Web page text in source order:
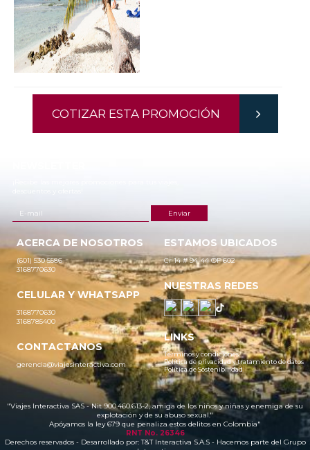
COTIZAR ESTA PROMOCIÓN
ACERCA DE NOSOTROS
(601) 530 5586
3168770630
CELULAR Y WHATSAPP
3168770630
3168785400
CONTACTANOS
gerencia@viajesinteractiva.com
ESTAMOS UBICADOS
Cr 14 # 94-44 OF 602
NUESTRAS REDES
LINKS
Términos y condiciones
Política de privacidad y tratamiento de datos
Política de Sostenibilidad
"Viajes Interactiva SAS - Nit 900.460.613-2, amiga de los niños y niñas y enemiga de su
explotación y de su abuso sexual."
Apóyamos la ley 679 que penaliza estos delitos en Colombia"
RNT No. 26346
Derechos reservados - Desarrollado por:T&T Interactiva S.A.S- Hacemos parte del Grupo